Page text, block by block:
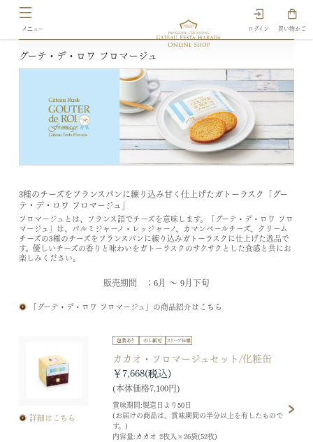
ログイン 買い物かご
グーテ・デ・ロワ フロマージュ
3種のチーズをフランスパンに練り込み甘く仕上げたガトーラスク「グー
テ・デ・ロワ フロマージュ」
フロマージュとは、フランス語でチーズを意味します。「グーテ・デ・ロワ フロ
マージュ」は、パルミジャーノ・レッジャーノ、カマンベールチーズ、クリーム
チーズの3種のチーズをフランスパンに練り込みガトーラスクに仕上げた逸品で
す。優しいチーズの香りと味わいをガトーラスクのサクサクとした食感と共にお
楽しみください。
販売期間 ：6月 ～ 9月下旬
「グーテ・デ・ロワ フロマージュ」の商品紹介はこちら
詳細はこちら
カカオ・フロマージュセット/化粧缶
賞味期間:製造日より50日
(お届けの商品は、賞味期間の半分以上を有したもので
す。)
内容量:カカオ 2枚入×26袋(52枚)
￥7,668
(本体価格7,100円)